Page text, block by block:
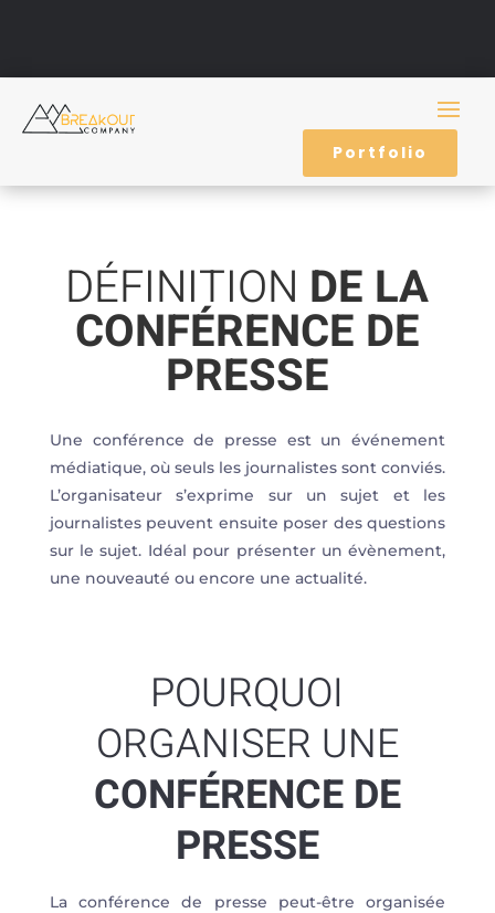
Portfolio
DÉFINITION DE LA
CONFÉRENCE DE
PRESSE
Une conférence de presse est un événement
médiatique, où seuls les journalistes sont conviés.
L’organisateur s’exprime sur un sujet et les
journalistes peuvent ensuite poser des questions
sur le sujet. Idéal pour présenter un évènement,
une nouveauté ou encore une actualité.
POURQUOI
ORGANISER UNE
CONFÉRENCE DE
PRESSE
La conférence de presse peut-être organisée